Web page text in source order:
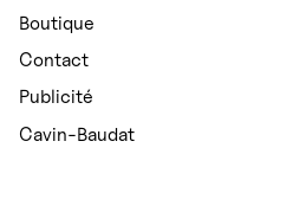
Boutique
Contact
Publicité
Cavin-Baudat